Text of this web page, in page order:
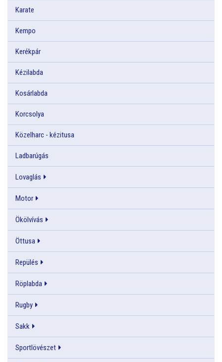
Karate
Kempo
Kerékpár
Kézilabda
Kosárlabda
Korcsolya
Közelharc - kézitusa
Ladbarúgás
Lovaglás
Motor
Ökölvívás
Öttusa
Repülés
Röplabda
Rugby
Sakk
Sportlövészet